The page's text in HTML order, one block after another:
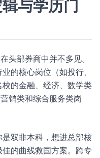
与学历门
头部券商中并不多见。
的核心岗位（如投行、
的金融、经济、数学类
销类和综合服务类岗
双非本科，想进总部核
的曲线救国方案。跨专